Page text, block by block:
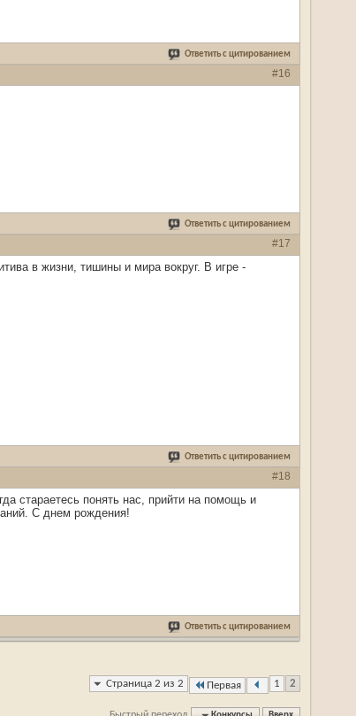
Ответить с цитированием
#16
Ответить с цитированием
#17
в жизни, тишины и мира вокруг. В игре -
Ответить с цитированием
#18
стараетесь понять нас, прийти на помощь и
С днем рождения!
Ответить с цитированием
Страница 2 из 2 Первая 1 2